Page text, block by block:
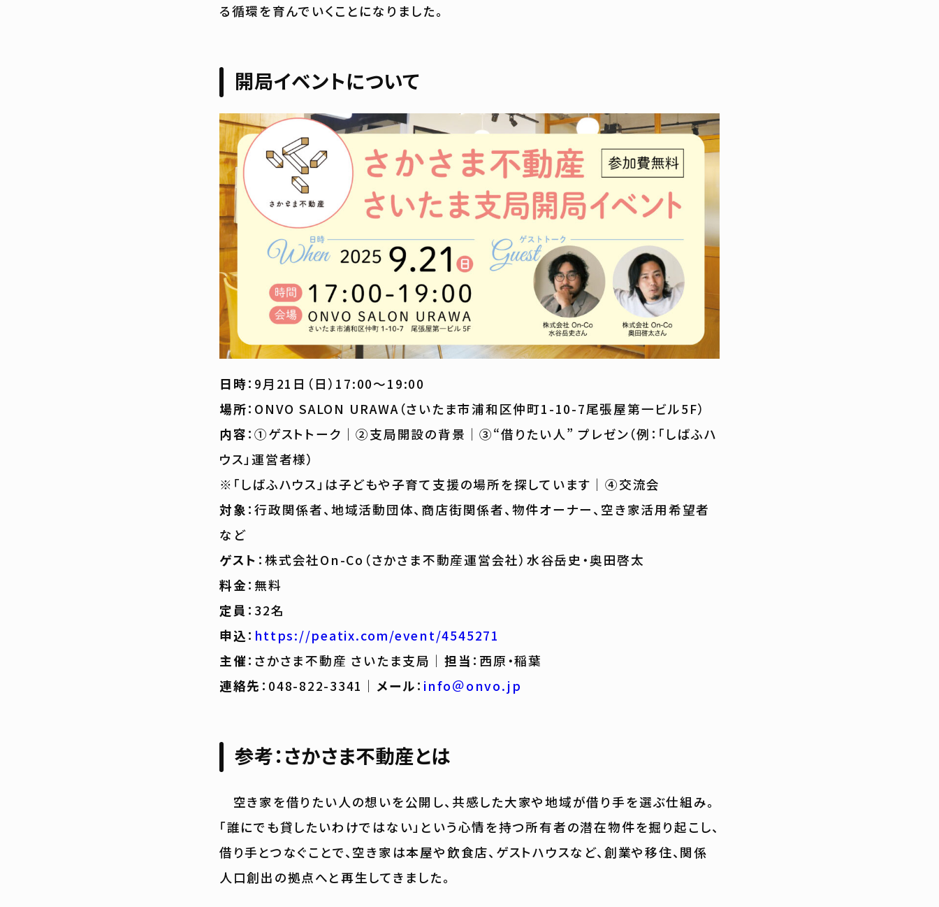
る循環を育んでいくことになりました。
開局イベントについて
日時：9月21日（日）17:00〜19:00
場所：ONVO SALON URAWA（さいたま市浦和区仲町1-10-7尾張屋第一ビル5F）
内容：①ゲストトーク｜②支局開設の背景｜③“借りたい人” プレゼン（例：「しばふハ
ウス」運営者様）
※「しばふハウス」は子どもや子育て支援の場所を探しています｜④交流会
対象：行政関係者、地域活動団体、商店街関係者、物件オーナー、空き家活用希望者
など
ゲスト ：株式会社On-Co（さかさま不動産運営会社）水谷岳史・奥田啓太
料金：無料
定員 ：32名
申込： https://peatix.com/event/4545271
主催：さかさま不動産 さいたま支局｜ 担当 ：西原・稲葉
連絡先 ：048-822-3341｜ メール： info＠onvo.jp
参考：さかさま不動産とは
空き家を借りたい人の想いを公開し、共感した大家や地域が借り手を選ぶ仕組み。
「誰にでも貸したいわけではない」という心情を持つ所有者の潜在物件を掘り起こし、
借り手とつなぐことで、空き家は本屋や飲食店、ゲストハウスなど、創業や移住、関係
人口創出の拠点へと再生してきました。